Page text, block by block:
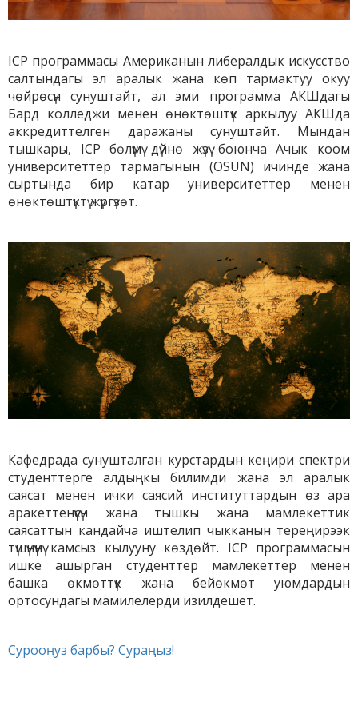
ICP программасы Американын либералдык искусство
салтындагы эл аралык жана көп тармактуу окуу
чөйрөсүн сунуштайт, ал эми программа АКШдагы
Бард колледжи менен өнөктөштүк аркылуу АКШда
аккредиттелген даражаны сунуштайт. Мындан
тышкары, ICP бөлүмү дүйнө жүзү боюнча Ачык коом
университеттер тармагынын (OSUN) ичинде жана
сыртында бир катар университеттер менен
өнөктөштүктү жүргүзөт.
Кафедрада сунушталган курстардын кеңири спектри
студенттерге алдыңкы билимди жана эл аралык
саясат менен ички саясий институттардын өз ара
аракеттенүүсүн жана тышкы жана мамлекеттик
саясаттын кандайча иштелип чыкканын тереңирээк
түшүнүүнү камсыз кылууну көздөйт. ICP программасын
ишке ашырган студенттер мамлекеттер менен
башка өкмөттүк жана бейөкмөт уюмдардын
ортосундагы мамилелерди изилдешет.
Сурооңуз барбы? Сураңыз!